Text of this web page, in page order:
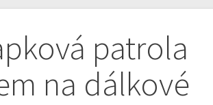
patrola
na dálkové